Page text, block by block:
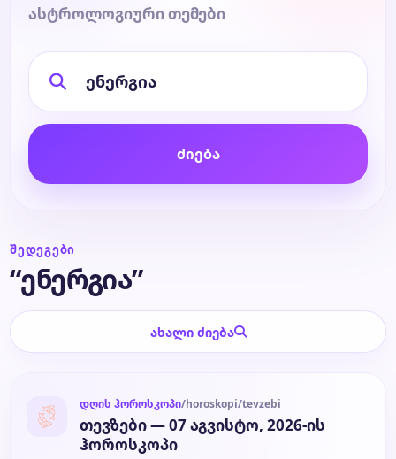
კვირის ჰოროსკოპი
წლის ჰოროსკოპი
ტარო
ასტროლოგიური თემები
ძიება
ᲨᲔᲓᲔᲒᲔᲑᲘ
“ენერგია”
ახალი ძიება
დღის ჰოროსკოპი/horoskopi/tevzebi
თევზები — 07 აგვისტო, 2026-ის
ჰოროსკოპი